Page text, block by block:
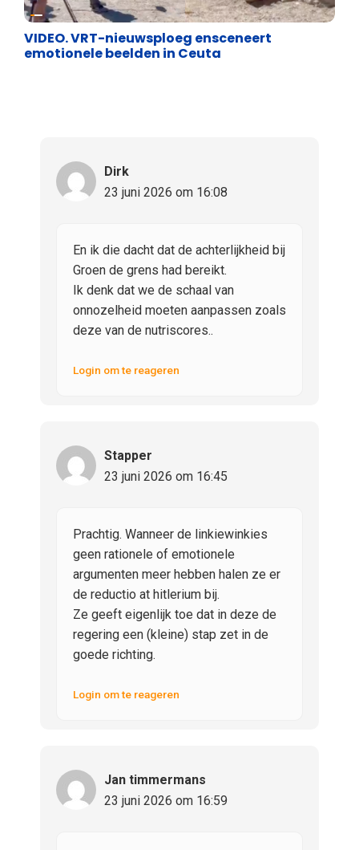
Cultuuroorlog
VIDEO. VRT-nieuwsploeg ensceneert
emotionele beelden in Ceuta
Dirk
23 juni 2026 om 16:08
En ik die dacht dat de achterlijkheid bij
Groen de grens had bereikt.
Ik denk dat we de schaal van
onnozelheid moeten aanpassen zoals
deze van de nutriscores..
Login om te reageren
Stapper
23 juni 2026 om 16:45
Prachtig. Wanneer de linkiewinkies
geen rationele of emotionele
argumenten meer hebben halen ze er
de reductio at hitlerium bij.
Ze geeft eigenlijk toe dat in deze de
regering een (kleine) stap zet in de
goede richting.
Login om te reageren
Jan timmermans
23 juni 2026 om 16:59